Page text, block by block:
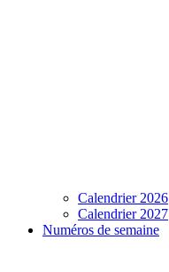
Calendrier 2026
Calendrier 2027
Numéros de semaine